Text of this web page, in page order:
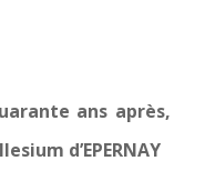
ans après,
d’EPERNAY